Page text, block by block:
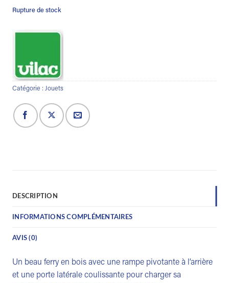
Rupture de stock
Catégorie : Jouets
DESCRIPTION
INFORMATIONS COMPLÉMENTAIRES
AVIS (0)
Un beau ferry en bois avec une rampe pivotante à l’arrière
et une porte latérale coulissante pour charger sa